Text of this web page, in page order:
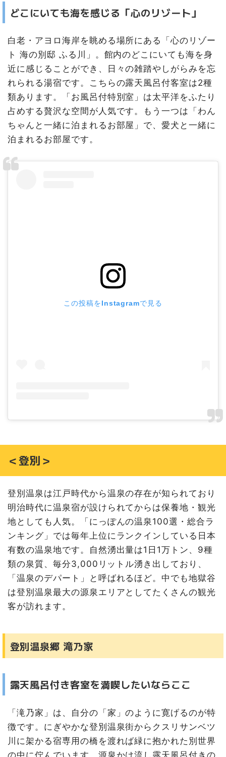
どこにいても海を感じる「心のリゾート」
白老・アヨロ海岸を眺める場所にある「心のリゾー
ト 海の別邸 ふる川」。館内のどこにいても海を身
近に感じることができ、日々の雑踏やしがらみを忘
れられる湯宿です。こちらの露天風呂付客室は2種
類あります。「お風呂付特別室」は太平洋をふたり
占めする贅沢な空間が人気です。もう一つは「わん
ちゃんと一緒に泊まれるお部屋」で、愛犬と一緒に
泊まれるお部屋です。
この投稿をInstagramで見る
＜登別＞
登別温泉は江戸時代から温泉の存在が知られており
明治時代に温泉宿が設けられてからは保養地・観光
地としても人気。「にっぽんの温泉100選・総合ラ
ンキング」では毎年上位にランクインしている日本
有数の温泉地です。自然湧出量は1日1万トン、9種
類の泉質、毎分3,000リットル湧き出しており、
「温泉のデパート」と呼ばれるほど。中でも地獄谷
は登別温泉最大の源泉エリアとしてたくさんの観光
客が訪れます。
登別温泉郷 滝乃家
露天風呂付き客室を満喫したいならここ
「滝乃家」は、自分の「家」のように寛げるのが特
徴です。にぎやかな登別温泉街からクスリサンベツ
川に架かる宿専用の橋を渡れば緑に抱かれた別世界
の中に佇んでいます。源泉かけ流し露天風呂付きの